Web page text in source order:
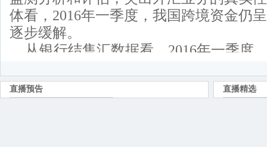
体看，2016年一季度，我国跨境资金仍
逐步缓解。
从银行结售汇数据看，2016年一季度
4747亿美元），结售汇逆差8152亿元人
元）。从银行代客涉外收付款数据看，